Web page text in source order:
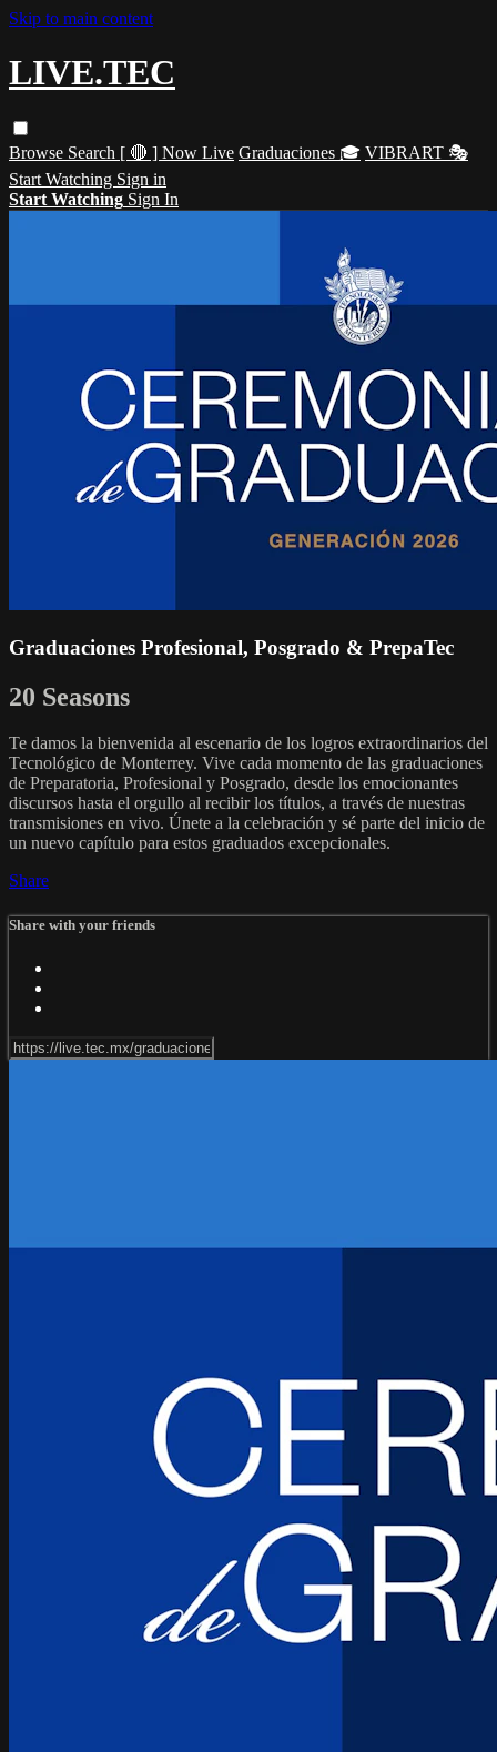
Skip to main content
LIVE.TEC
Browse Search [ 🔴 ] Now Live Graduaciones 🎓 VIBRART 🎭
Start Watching Sign in
Start Watching Sign In
Graduaciones Profesional, Posgrado & PrepaTec
20 Seasons
Te damos la bienvenida al escenario de los logros extraordinarios del
Tecnológico de Monterrey. Vive cada momento de las graduaciones
de Preparatoria, Profesional y Posgrado, desde los emocionantes
discursos hasta el orgullo al recibir los títulos, a través de nuestras
transmisiones en vivo. Únete a la celebración y sé parte del inicio de
un nuevo capítulo para estos graduados excepcionales.
Share
Share with your friends